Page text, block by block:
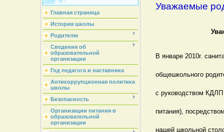
Главная страница
История школы
Родителю
Сведения об
образовательной
организации
Год педагога и наставника
Антикоррупционная политика
школы
Безопасность
Организации питания в
образовательной
организации
Уважаемые
В январе 2010г.
общешкольного
с руководством КДЛП
питания),
нашей школьной